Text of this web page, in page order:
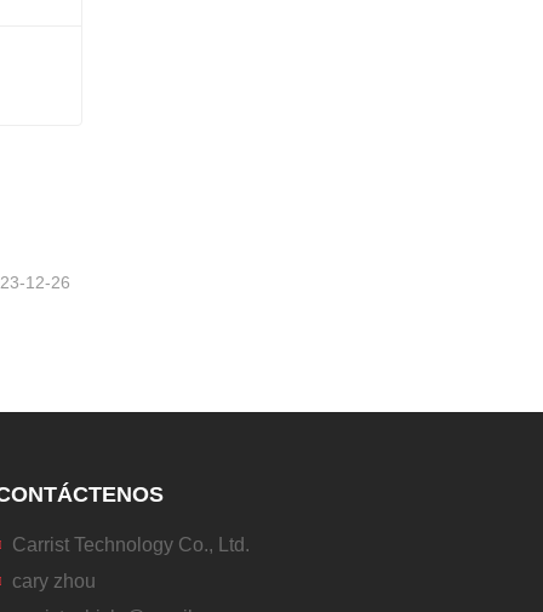
12-26
Carrist Technology Co., Ltd.
cary zhou